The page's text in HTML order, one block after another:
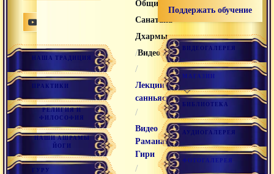
НАША ТРАДИЦИЯ
ПРАКТИКИ
РЕЛИГИЯ И
ФИЛОСОФИЯ
НАШИ АШРАМЫ
ЙОГИ
ГУРУ
Община
Санатана
Дхармы
/Видео лекции
/
Лекции
санньяси
/
Видео
Раманатха
Гири
/
Поддержать обучение
ВИДЕОГАЛЕРЕЯ
МАГАЗИН
БИБЛИОТЕКА
АУДИОГАЛЕРЕЯ
ФОТОГАЛЕРЕЯ